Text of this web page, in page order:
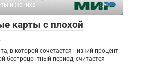
и жениха 0
карты с плохой
в которой сочетается низкий процент
беспроцентный период, считается